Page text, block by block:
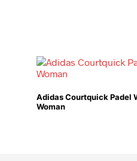
Adidas Courtquick Padel
Woman